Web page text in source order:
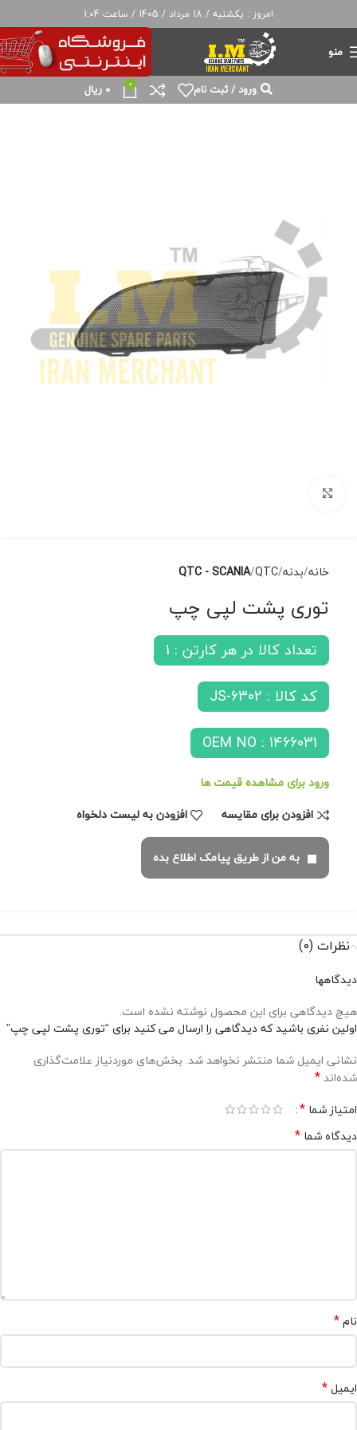
امروز : یکشنبه / 18 مرداد / 1405 / ساعت 1:04
منو
ورود / ثبت نام 0
0 ریال
خانه بدنه QTC
QTC - SCANIA
توری پشت لپی چپ
تعداد کالا در هر کارتن : 1
کد کالا : JS-6302
OEM NO : 1466031
ورود برای مشاهده قیمت ها
افزودن برای مقایسه
افزودن به لیست دلخواه
به من از طریق پیامک اطلاع بده
نظرات (0)
دیدگاهها
هیچ دیدگاهی برای این محصول نوشته نشده است.
اولین نفری باشید که دیدگاهی را ارسال می کنید برای “توری پشت لپی چپ”
نشانی ایمیل شما منتشر نخواهد شد. بخش‌های موردنیاز علامت‌گذاری
شده‌اند*
امتیاز شما *
دیدگاه شما *
نام*
ایمیل*